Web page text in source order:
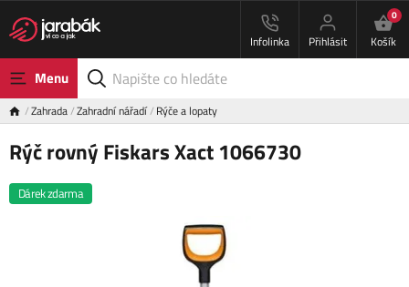
Infolinka Přihlásit
0
Košík
Menu
Zahrada Zahradní nářadí Rýče a lopaty
Rýč rovný Fiskars Xact 1066730
Dárek zdarma